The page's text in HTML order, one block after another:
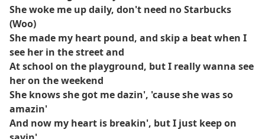
She woke me up daily, don't need no Starbucks
(Woo)
She made my heart pound, and skip a beat when I
see her in the street and
At school on the playground, but I really wanna see
her on the weekend
She knows she got me dazin', 'cause she was so
amazin'
And now my heart is breakin', but I just keep on